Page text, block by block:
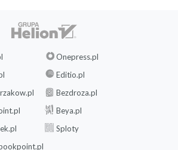
Onepress.pl
Editio.pl
Bezdroza.pl
Beya.pl
Sploty